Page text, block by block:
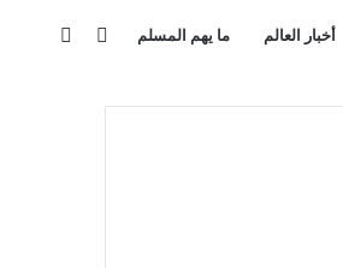
ما يهم المسلم أخبار العالم بحث